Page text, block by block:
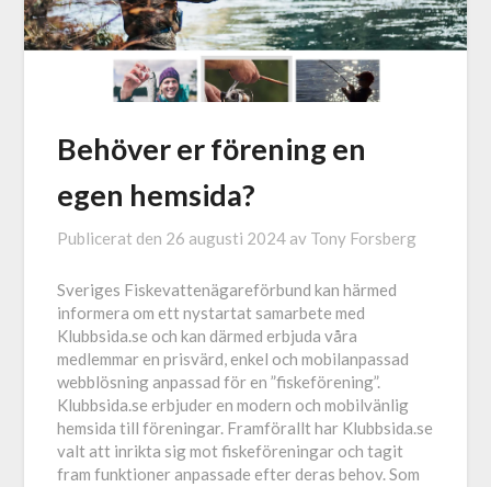
Behöver er förening en
egen hemsida?
Publicerat den 26 augusti 2024 av Tony Forsberg
Sveriges Fiskevattenägareförbund kan härmed
informera om ett nystartat samarbete med
Klubbsida.se och kan därmed erbjuda våra
medlemmar en prisvärd, enkel och mobilanpassad
webblösning anpassad för en ”fiskeförening”.
Klubbsida.se erbjuder en modern och mobilvänlig
hemsida till föreningar. Framförallt har Klubbsida.se
valt att inrikta sig mot fiskeföreningar och tagit
fram funktioner anpassade efter deras behov. Som